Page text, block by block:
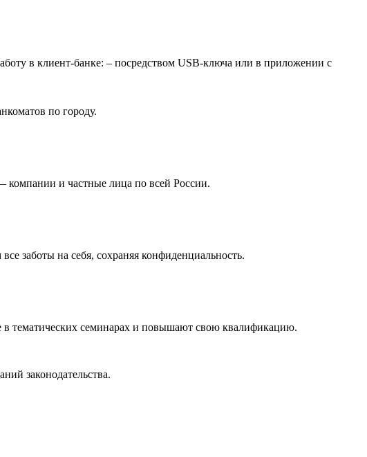
в клиент-банке: – посредством USB-ключа или в приложении с
по городу.
компании и частные лица по всей России.
заботы на себя, сохраняя конфиденциальность.
в тематических семинарах и повышают свою квалификацию.
законодательства.